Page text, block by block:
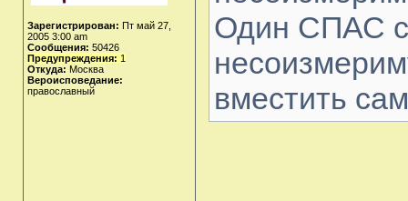
Зарегистрирован: Пт май 27,
2005 3:00 am
Сообщения: 50426
Предупреждения: 1
Откуда: Москва
Вероисповедание:
православный
Один СПАС
вместить